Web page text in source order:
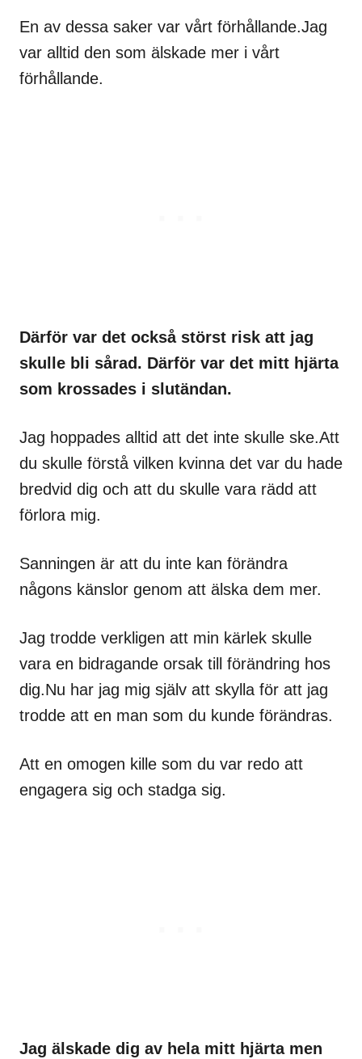
En av dessa saker var vårt förhållande.Jag
var alltid den som älskade mer i vårt
förhållande.
Därför var det också störst risk att jag
skulle bli sårad. Därför var det mitt hjärta
som krossades i slutändan.
Jag hoppades alltid att det inte skulle ske.Att
du skulle förstå vilken kvinna det var du hade
bredvid dig och att du skulle vara rädd att
förlora mig.
Sanningen är att du inte kan förändra
någons känslor genom att älska dem mer.
Jag trodde verkligen att min kärlek skulle
vara en bidragande orsak till förändring hos
dig.Nu har jag mig själv att skylla för att jag
trodde att en man som du kunde förändras.
Att en omogen kille som du var redo att
engagera sig och stadga sig.
Jag älskade dig av hela mitt hjärta men